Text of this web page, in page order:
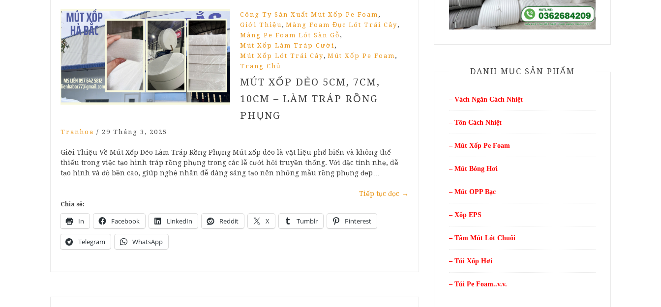
Công Ty Sản Xuất Mút Xốp Pe Foam ,
Giới Thiệu , Màng Foam Đục Lót Trái Cây,
Màng Pe Foam Lót Sàn Gỗ ,
Mút Xốp Làm Tráp Cưới ,
Mút Xốp Lót Trái Cây, Mút Xốp Pe Foam ,
Trang Chủ
MÚT XỐP DẺO 5CM, 7CM,
10CM – LÀM TRÁP RỒNG
PHỤNG
Tranhoa / 29 Tháng 3, 2025
Giới Thiệu Về Mút Xốp Dẻo Làm Tráp Rồng Phụng Mút xốp dẻo là vật liệu phổ biến và không thể
thiếu trong việc tạo hình tráp rồng phụng trong các lễ cưới hỏi truyền thống. Với đặc tính nhẹ, dễ
tạo hình và độ bền cao, giúp nghệ nhân dễ dàng sáng tạo nên những mẫu rồng phụng đẹp…
Tiếp tục đọc →
Chia sẻ:
In Facebook LinkedIn Reddit X Tumblr Pinterest
Telegram WhatsApp
DANH MỤC SẢN PHẨM
– Vách Ngăn Cách Nhiệt
– Tôn Cách Nhiệt
– Mút Xốp Pe Foam
– Mút Bóng Hơi
– Mút OPP Bạc
– Xốp EPS
– Tấm Mút Lót Chuối
– Túi Xốp Hơi
– Túi Pe Foam..v.v.